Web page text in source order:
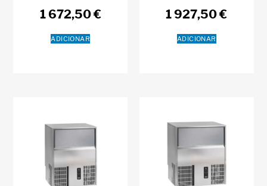
1 672,50€
ADICIONAR
1 927,50€
ADICIONAR